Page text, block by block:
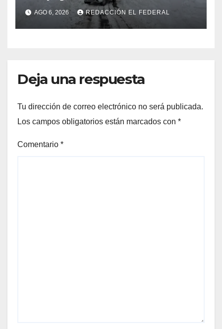
Cuevas antes de otro
temporal con unos 1.500
camiones varados
AGO 6, 2026 REDACCIÓN EL FEDERAL
Deja una respuesta
Tu dirección de correo electrónico no será publicada.
Los campos obligatorios están marcados con *
Comentario *